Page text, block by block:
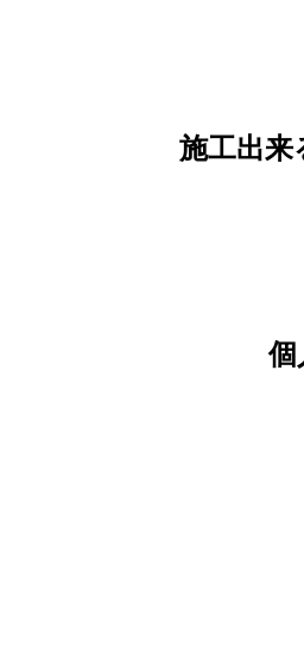
施工出来
個